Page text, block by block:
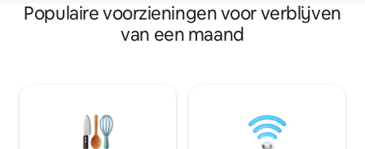
Populaire voorzieningen voor verblijven
van een maand